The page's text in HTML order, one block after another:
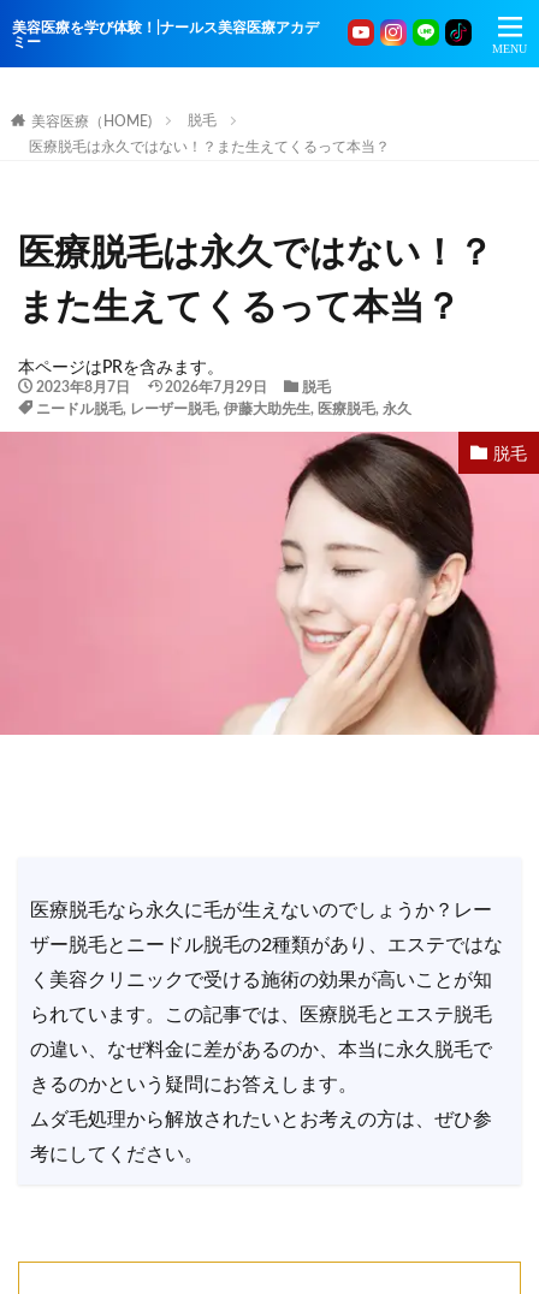
美容医療を学び体験！|ナールス美容医療アカデ
ミー
美容医療（HOME)
脱毛
医療脱毛は永久ではない！？また生えてくるって本当？
医療脱毛は永久ではない！？
また生えてくるって本当？
本ページはPRを含みます。
2023年8月7日 2026年7月29日
脱毛
ニードル脱毛, レーザー脱毛, 伊藤大助先生, 医療脱毛, 永久
脱毛
医療脱毛なら永久に毛が生えないのでしょうか？レー
ザー脱毛とニードル脱毛の2種類があり、エステではな
く美容クリニックで受ける施術の効果が高いことが知
られています。この記事では、医療脱毛とエステ脱毛
の違い、なぜ料金に差があるのか、本当に永久脱毛で
きるのかという疑問にお答えします。
ムダ毛処理から解放されたいとお考えの方は、ぜひ参
考にしてください。